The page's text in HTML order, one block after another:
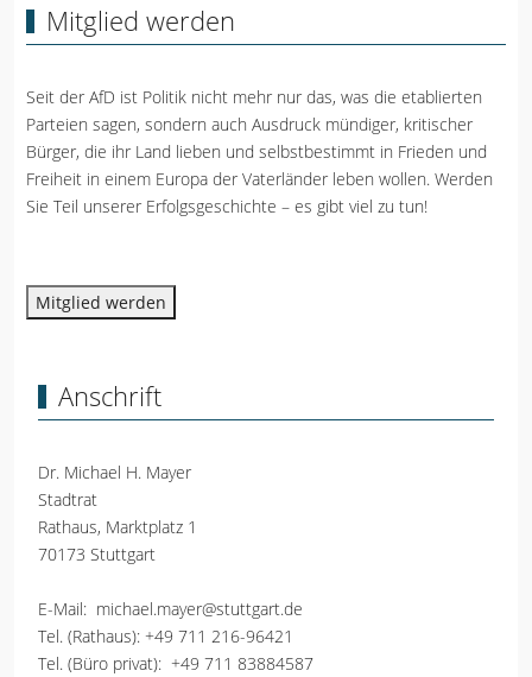
Mitglied werden
Seit der AfD ist Politik nicht mehr nur das, was die etablierten
Parteien sagen, sondern auch Ausdruck mündiger, kritischer
Bürger, die ihr Land lieben und selbstbestimmt in Frieden und
Freiheit in einem Europa der Vaterländer leben wollen. Werden
Sie Teil unserer Erfolgsgeschichte – es gibt viel zu tun!
Mitglied werden
Anschrift
Dr. Michael H. Mayer
Stadtrat
Rathaus, Marktplatz 1
70173 Stuttgart
E-Mail: michael.mayer@stuttgart.de
Tel. (Rathaus): +49 711 216-96421
Tel. (Büro privat): +49 711 83884587